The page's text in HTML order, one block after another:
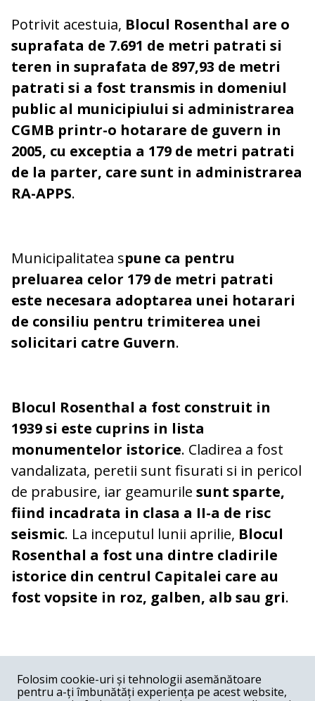
Potrivit acestuia, Blocul Rosenthal are o
suprafata de 7.691 de metri patrati si
teren in suprafata de 897,93 de metri
patrati si a fost transmis in domeniul
public al municipiului si administrarea
CGMB printr-o hotarare de guvern in
2005, cu exceptia a 179 de metri patrati
de la parter, care sunt in administrarea
RA-APPS.
Municipalitatea spune ca pentru
preluarea celor 179 de metri patrati
este necesara adoptarea unei hotarari
de consiliu pentru trimiterea unei
solicitari catre Guvern.
Blocul Rosenthal a fost construit in
1939 si este cuprins in lista
monumentelor istorice. Cladirea a fost
vandalizata, peretii sunt fisurati si in pericol
de prabusire, iar geamurile sunt sparte,
fiind incadrata in clasa a II-a de risc
seismic. La inceputul lunii aprilie, Blocul
Rosenthal a fost una dintre cladirile
istorice din centrul Capitalei care au
fost vopsite in roz, galben, alb sau gri.
COMENTARII
Folosim cookie-uri și tehnologii asemănătoare
pentru a-ți îmbunătăți experiența pe acest website,